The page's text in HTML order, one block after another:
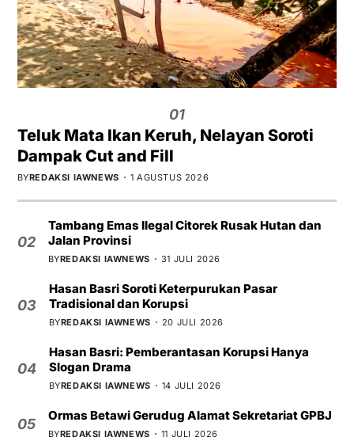
01
Teluk Mata Ikan Keruh, Nelayan Soroti
Dampak Cut and Fill
BYREDAKSI IAWNEWS 1 AGUSTUS 2026
02
Tambang Emas Ilegal Citorek Rusak Hutan dan
Jalan Provinsi
BYREDAKSI IAWNEWS 31 JULI 2026
03
Hasan Basri Soroti Keterpurukan Pasar
Tradisional dan Korupsi
BYREDAKSI IAWNEWS 20 JULI 2026
04
Hasan Basri: Pemberantasan Korupsi Hanya
Slogan Drama
BYREDAKSI IAWNEWS 14 JULI 2026
05
Ormas Betawi Gerudug Alamat Sekretariat GPBJ
BYREDAKSI IAWNEWS 11 JULI 2026